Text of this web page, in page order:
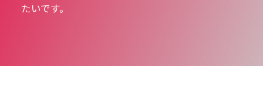
たいです。